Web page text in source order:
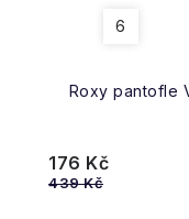
Roxy pantofle
6
176 Kč
439 Kč